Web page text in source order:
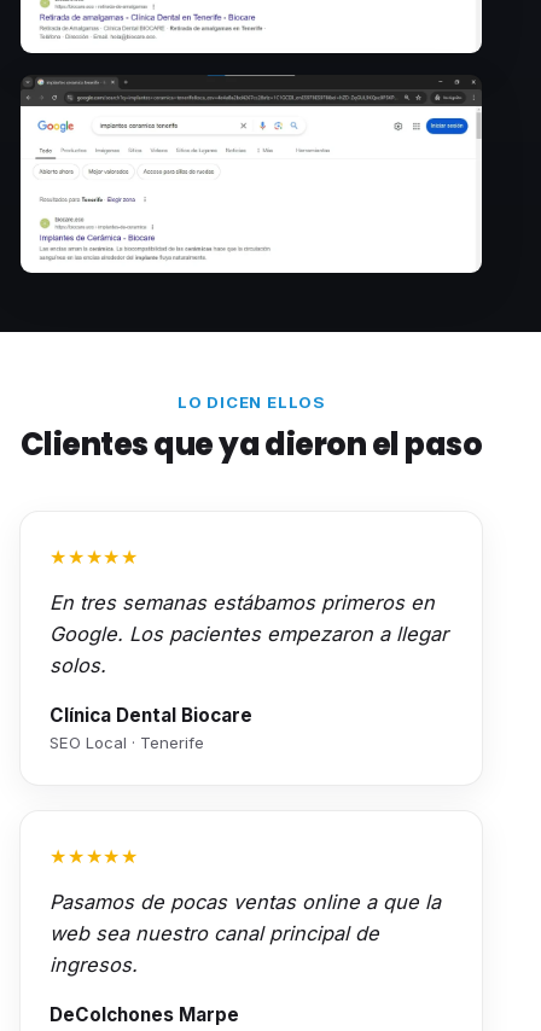
LO DICEN ELLOS
Clientes que ya dieron el paso
★★★★★
En tres semanas estábamos primeros en
Google. Los pacientes empezaron a llegar
solos.
Clínica Dental Biocare
SEO Local · Tenerife
★★★★★
Pasamos de pocas ventas online a que la
web sea nuestro canal principal de
ingresos.
DeColchones Marpe